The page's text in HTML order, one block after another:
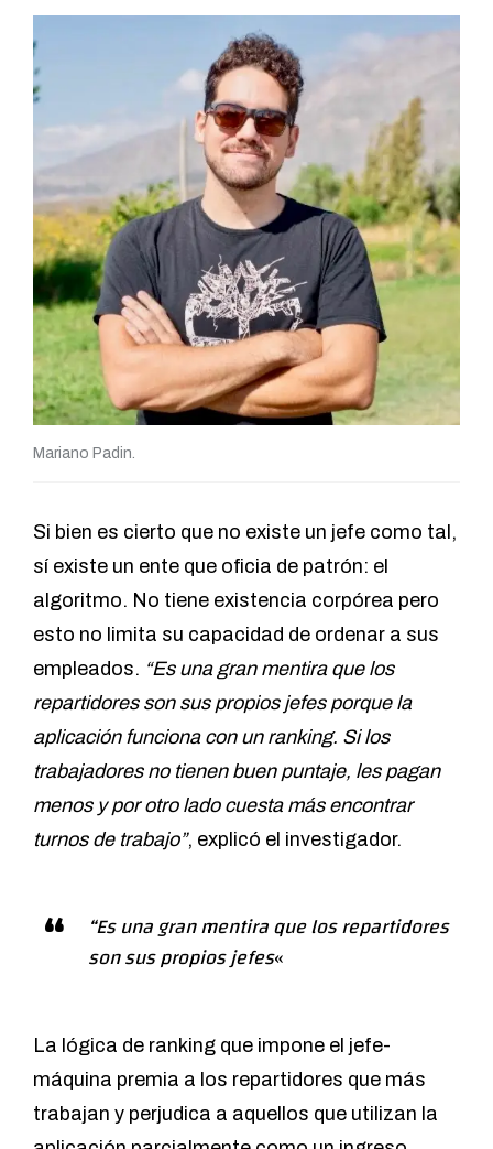
Mariano Padin.
Si bien es cierto que no existe un jefe como tal,
sí existe un ente que oficia de patrón: el
algoritmo. No tiene existencia corpórea pero
esto no limita su capacidad de ordenar a sus
empleados. “Es una gran mentira que los
repartidores son sus propios jefes porque la
aplicación funciona con un ranking. Si los
trabajadores no tienen buen puntaje, les pagan
menos y por otro lado cuesta más encontrar
turnos de trabajo”, explicó el investigador.
“Es una gran mentira que los repartidores
son sus propios jefes«
La lógica de ranking que impone el jefe-
máquina premia a los repartidores que más
trabajan y perjudica a aquellos que utilizan la